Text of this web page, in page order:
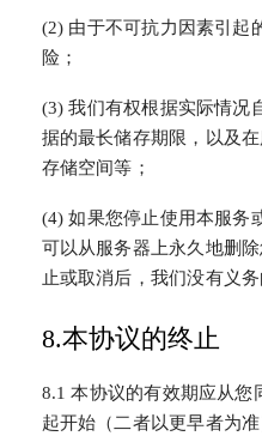
(2) 由于不可抗力因素引起
险；
(3) 我们有权根据实际情况
据的最长储存期限，以及
存储空间等；
(4) 如果您停止使用本服务
可以从服务器上永久地删
止或取消后，我们没有义务
8.本协议的终止
8.1 本协议的有效期应从您
起开始（二者以更早者为